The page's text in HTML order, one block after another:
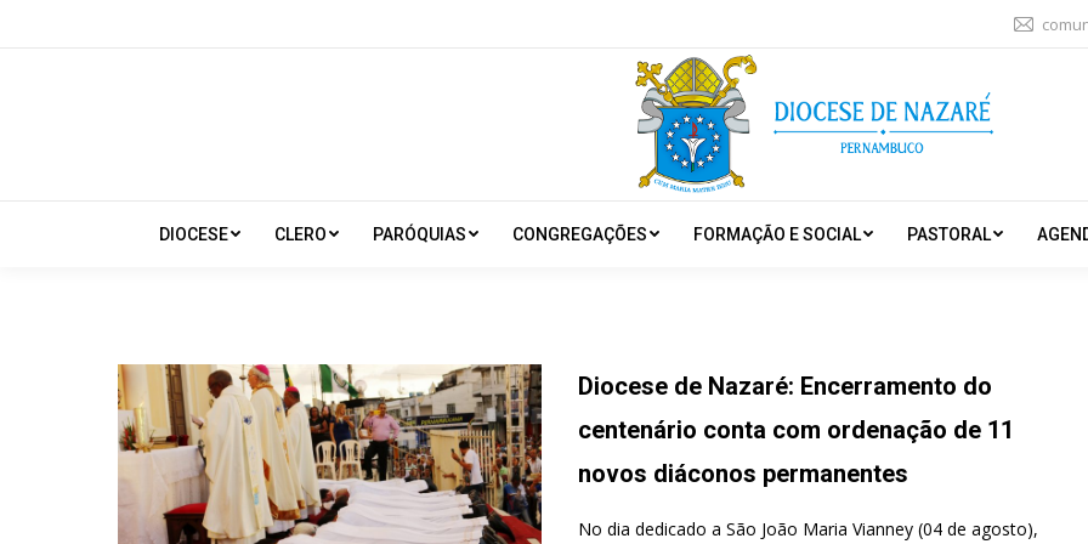
DIOCESE CLERO PARÓQUIAS CONGREGAÇÕES FORMAÇÃO E SOCIAL PASTORAL
Diocese de Nazaré: Encerramento do
centenário conta com ordenação de 11
novos diáconos permanentes
No dia dedicado a São João Maria Vianney (04 de agosto),